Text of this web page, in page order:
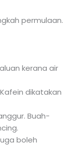
permulaan.
kerana air
dikatakan
Buah-
boleh